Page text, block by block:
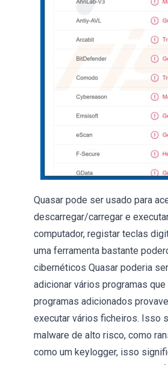
Quasar pode ser usado para
descarregar/carregar e
computador, registar teclas
uma ferramenta bastante
cibernéticos Quasar poderia
adicionar vários programas
programas adicionados
executar vários ficheiros. Isso
malware de alto risco, como
como um keylogger, isso